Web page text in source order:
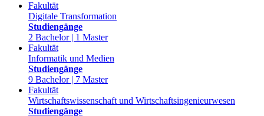
Fakultät
Digitale Transformation
Studiengänge
2 Bachelor | 1 Master
Fakultät
Informatik und Medien
Studiengänge
9 Bachelor | 7 Master
Fakultät
Wirtschaftswissenschaft und Wirtschaftsingenieurwesen
Studiengänge